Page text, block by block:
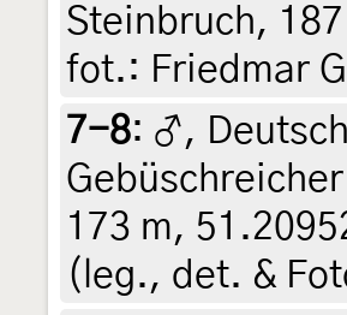
Steinbruch,
fot.: Friedmar
7-8: ♂,
173 m,
(leg., det. &